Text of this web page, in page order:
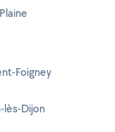
Foigney
lès-Dijon